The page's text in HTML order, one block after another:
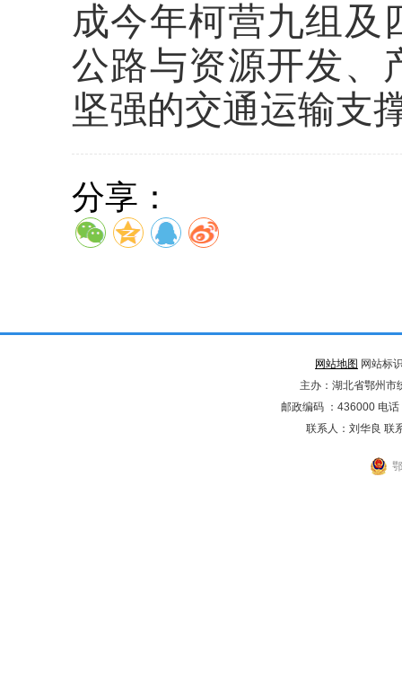
成今年柯营九组及
公路与资源开发、
坚强的交通运输支
分享：
网站地图 网站标
主办：湖北省鄂州
邮政编码 ：436000 电
联系人：刘华良 联